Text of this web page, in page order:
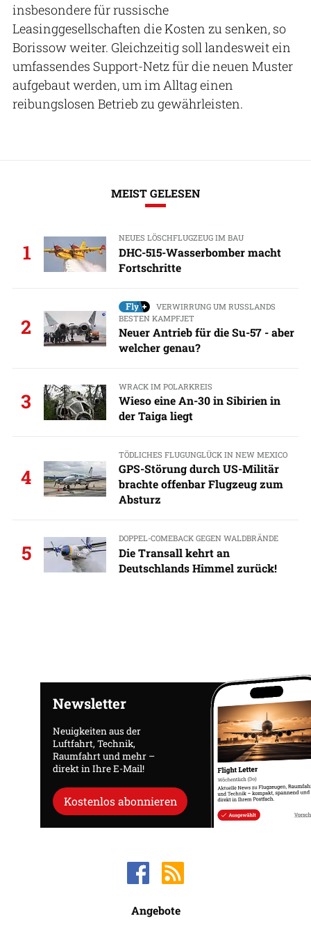
insbesondere für russische
Leasinggesellschaften die Kosten zu senken, so
Borissow weiter. Gleichzeitig soll landesweit ein
umfassendes Support-Netz für die neuen Muster
aufgebaut werden, um im Alltag einen
reibungslosen Betrieb zu gewährleisten.
MEIST GELESEN
1
NEUES LÖSCHFLUGZEUG IM BAU
DHC-515-Wasserbomber macht
Fortschritte
2
VERWIRRUNG UM RUSSLANDS
BESTEN KAMPFJET
Neuer Antrieb für die Su-57 - aber
welcher genau?
3
WRACK IM POLARKREIS
Wieso eine An-30 in Sibirien in
der Taiga liegt
4
TÖDLICHES FLUGUNGLÜCK IN NEW MEXICO
GPS-Störung durch US-Militär
brachte offenbar Flugzeug zum
Absturz
5
DOPPEL-COMEBACK GEGEN WALDBRÄNDE
Die Transall kehrt an
Deutschlands Himmel zurück!
Newsletter
Neuigkeiten aus der
Luftfahrt, Technik,
Raumfahrt und mehr –
direkt in Ihre E-Mail!
Kostenlos abonnieren
Angebote